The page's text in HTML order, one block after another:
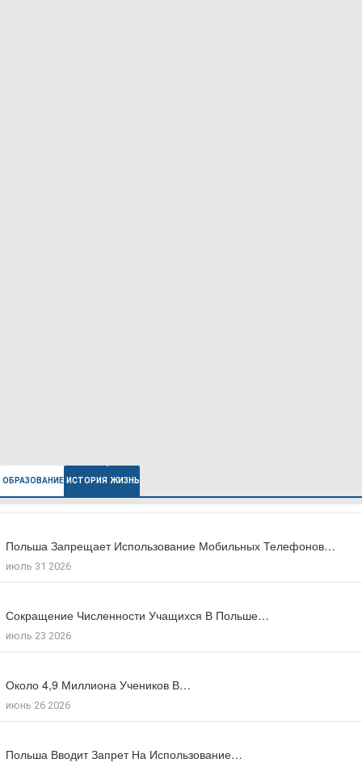
ОБРАЗОВАНИЕ ИСТОРИЯ ЖИЗНЬ
Польша Запрещает Использование Мобильных Телефонов…
июль 31 2026
Сокращение Численности Учащихся В Польше…
июль 23 2026
Около 4,9 Миллиона Учеников В…
июнь 26 2026
Польша Вводит Запрет На Использование…
В Польше Выросла Ожидаемая Продолжительность…
июль 27 2026
Число Зарегистрированных Преступлений На Почве…
июль 17 2026
Большинство Поляков Поддерживают Сокращение Рабочего…
июль 09 2026
Число Иностранцев, Получивших Польское Гражданство…